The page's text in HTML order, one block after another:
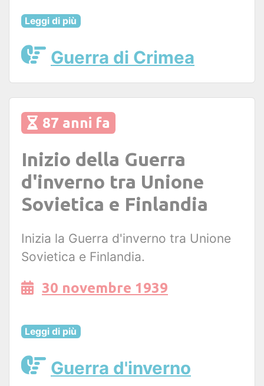
Leggi di più
Guerra di Crimea
87 anni fa
Inizio della Guerra
d'inverno tra Unione
Sovietica e Finlandia
Inizia la Guerra d'inverno tra Unione
Sovietica e Finlandia.
30 novembre 1939
Leggi di più
Guerra d'inverno